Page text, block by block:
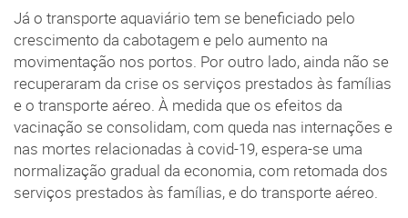
Já o transporte aquaviário tem se beneficiado pelo
crescimento da cabotagem e pelo aumento na
movimentação nos portos. Por outro lado, ainda não se
recuperaram da crise os serviços prestados às famílias
e o transporte aéreo. À medida que os efeitos da
vacinação se consolidam, com queda nas internações e
nas mortes relacionadas à covid-19, espera-se uma
normalização gradual da economia, com retomada dos
serviços prestados às famílias, e do transporte aéreo.